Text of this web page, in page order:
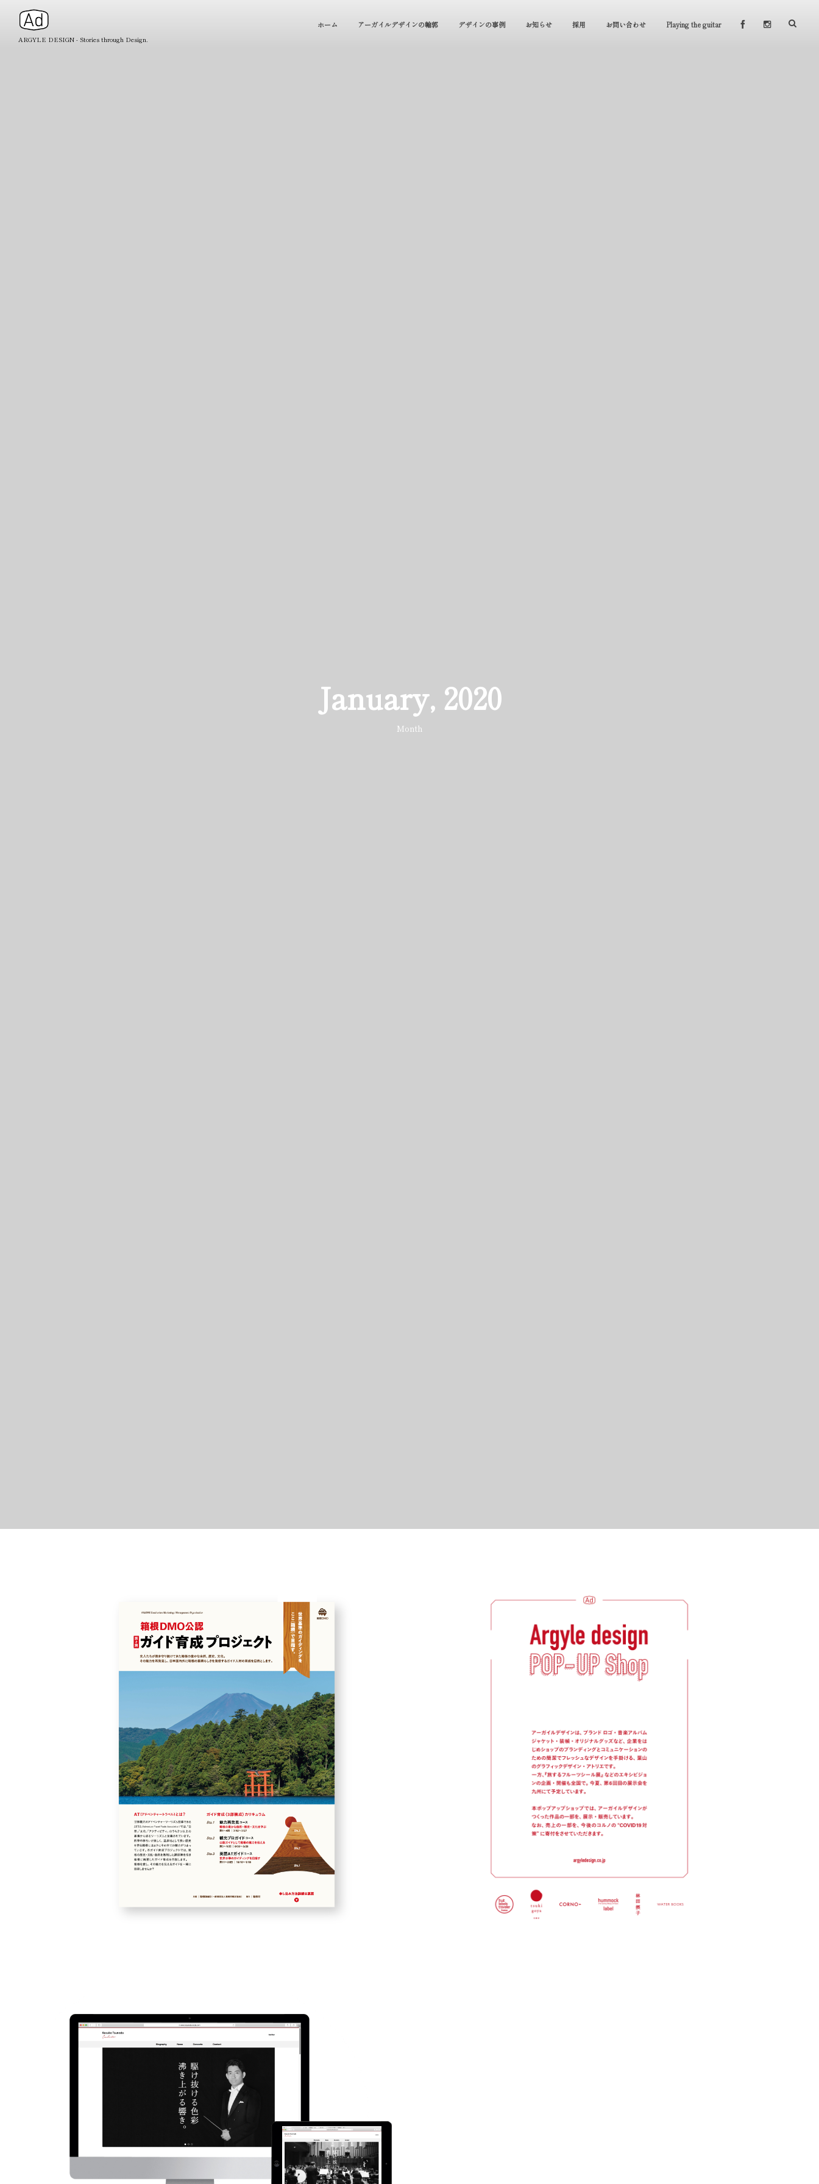
ARGYLE DESIGN - Stories through Design.
ホーム アーガイルデザインの輪郭 デザインの事例 お知らせ 採用 お問い合わせ Playing the guitar
January, 2020
Month